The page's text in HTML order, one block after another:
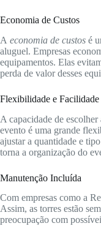
Economia de Custos
A economia de custos é
aluguel. Empresas
equipamentos. Elas
perda de valor desses
Flexibilidade e Facilidade
A capacidade de
evento é uma grande
ajustar a quantidade e
torna a organização do
Manutenção Incluída
Com empresas como a
Assim, as torres estão
preocupação com